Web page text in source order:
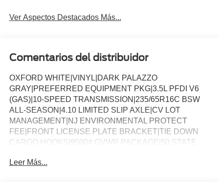
Ver Aspectos Destacados Más...
Comentarios del distribuidor
OXFORD WHITE|VINYL|DARK PALAZZO
GRAY|PREFERRED EQUIPMENT PKG|3.5L PFDI V6
(GAS)|10-SPEED TRANSMISSION|235/65R16C BSW
ALL-SEASON|4.10 LIMITED SLIP AXLE|CV LOT
MANAGEMENT|NJ ENVIRONMENTAL PROTECT
FEE|FRONT LICENSE PLATE BRACKET|TIE DOWN
CARGO HOOKS|9500# GVWR PACKAGE|50 STATE
KIT DELETE|CONN PKG: 1 YR INCL W/FORD
Leer Más...